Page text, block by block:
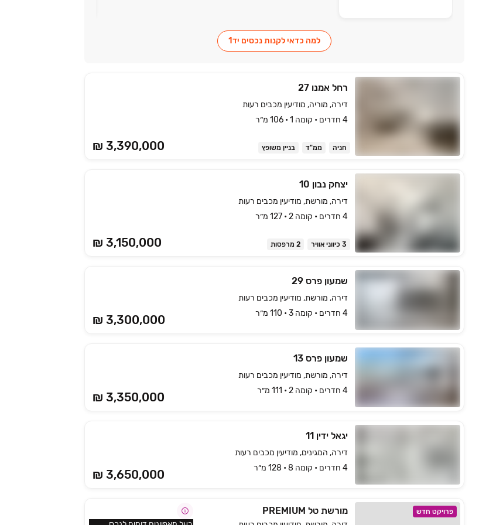
למה כדאי לקנות נכסים יד1
₪ 3,390,000
רחל אמנו 27
דירה, מוריה, מודיעין מכבים רעות
4 חדרים • קומה ‎1‏ • 106 מ״ר
חניה ממ"ד בניין משופץ
₪ 3,150,000
יצחק נבון 10
דירה, מורשת, מודיעין מכבים רעות
4 חדרים • קומה ‎2‏ • 127 מ״ר
3 כיווני אוויר 2 מרפסות
₪ 3,300,000
שמעון פרס 29
דירה, מורשת, מודיעין מכבים רעות
4 חדרים • קומה ‎3‏ • 110 מ״ר
₪ 3,350,000
שמעון פרס 13
דירה, מורשת, מודיעין מכבים רעות
4 חדרים • קומה ‎2‏ • 111 מ״ר
₪ 3,650,000
יגאל ידין 11
דירה, המגינים, מודיעין מכבים רעות
4 חדרים • קומה ‎8‏ • 128 מ״ר
פרויקט חדש מורשת טל PREMIUM